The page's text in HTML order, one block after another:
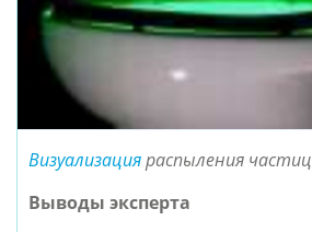
Визуализацияраспыления частиц
Выводы эксперта